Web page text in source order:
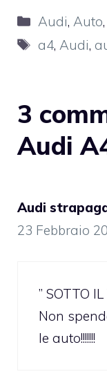
Categorie
Audi, Auto,
Tag
a4, Audi,
3
Audi
Audi
23 Febbraio
” SOTTO
Non
le auto!!!!!!!